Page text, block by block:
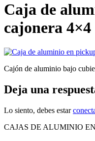
Caja de
cajonera
Cajón de aluminio bajo
Deja una
Lo siento, debes estar
CAJAS DE ALUMINIO